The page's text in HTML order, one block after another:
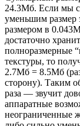
24.3Мб. Если мы
уменьшим размер
размером в
достаточно
полноразмерные
текстуры, то
2.7Мб = 8.5Мб
сторону). Таким
раза — звучит
аппаратные
неограниченные